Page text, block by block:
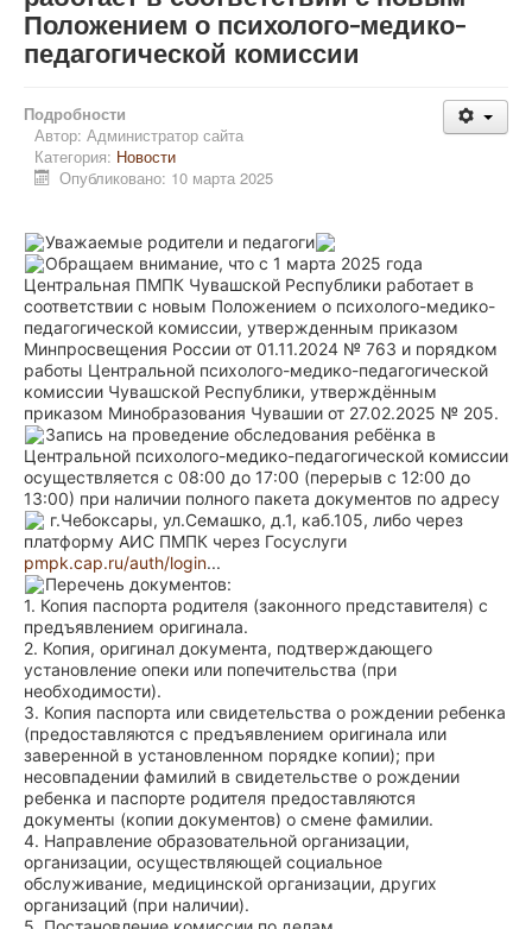
Положением о психолого-медико-
педагогической комиссии
Подробности
Автор: Администратор сайта
Категория: Новости
Опубликовано: 10 марта 2025
Уважаемые родители и педагоги
Обращаем внимание, что с 1 марта 2025 года
Центральная ПМПК Чувашской Республики работает в
соответствии с новым Положением о психолого-медико-
педагогической комиссии, утвержденным приказом
Минпросвещения России от 01.11.2024 № 763 и порядком
работы Центральной психолого-медико-педагогической
комиссии Чувашской Республики, утверждённым
приказом Минобразования Чувашии от 27.02.2025 № 205.
Запись на проведение обследования ребёнка в
Центральной психолого-медико-педагогической комиссии
осуществляется с 08:00 до 17:00 (перерыв с 12:00 до
13:00) при наличии полного пакета документов по адресу
г.Чебоксары, ул.Семашко, д.1, каб.105, либо через
платформу АИС ПМПК через Госуслуги
pmpk.cap.ru/auth/login...
Перечень документов:
1. Копия паспорта родителя (законного представителя) с
предъявлением оригинала.
2. Копия, оригинал документа, подтверждающего
установление опеки или попечительства (при
необходимости).
3. Копия паспорта или свидетельства о рождении ребенка
(предоставляются с предъявлением оригинала или
заверенной в установленном порядке копии); при
несовпадении фамилий в свидетельстве о рождении
ребенка и паспорте родителя предоставляются
документы (копии документов) о смене фамилии.
4. Направление образовательной организации,
организации, осуществляющей социальное
обслуживание, медицинской организации, других
организаций (при наличии).